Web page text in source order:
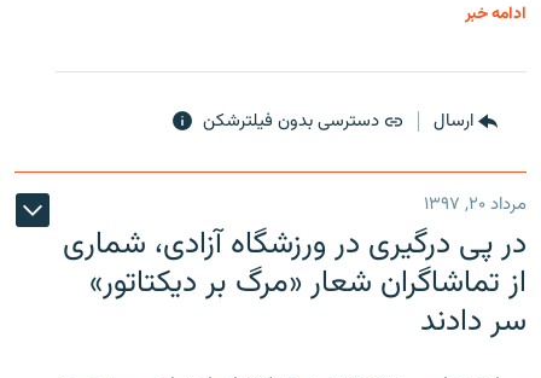
ادامه خبر
ارسال دسترسی بدون فیلترشکن
مرداد ۲۰, ۱۳۹۷
در پی درگیری در ورزشگاه آزادی، شماری
از تماشاگران شعار «مرگ بر دیکتاتور»
سر دادند